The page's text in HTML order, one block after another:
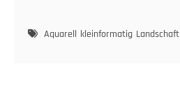
Aquarell kleinformatig Landschaft